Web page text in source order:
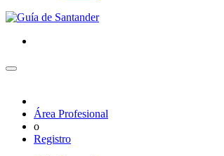
Área Profesional
o
Registro